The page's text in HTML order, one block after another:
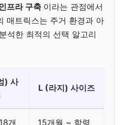
프라 구축 이라는 관점에서
매트릭스는 주거 환경과 아
석한 최적의 선택 알고리
) 사
L (라지) 사이즈
개 15개월 ~ 학령